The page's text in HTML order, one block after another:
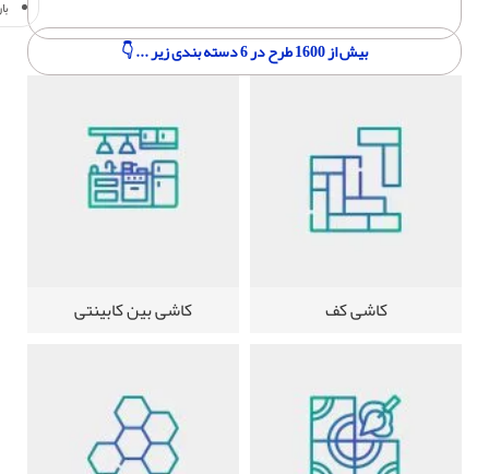
بیش از 1600 طرح در 6 دسته بندی زیر ... 👇
کاشی کف کاشی بین کابینتی